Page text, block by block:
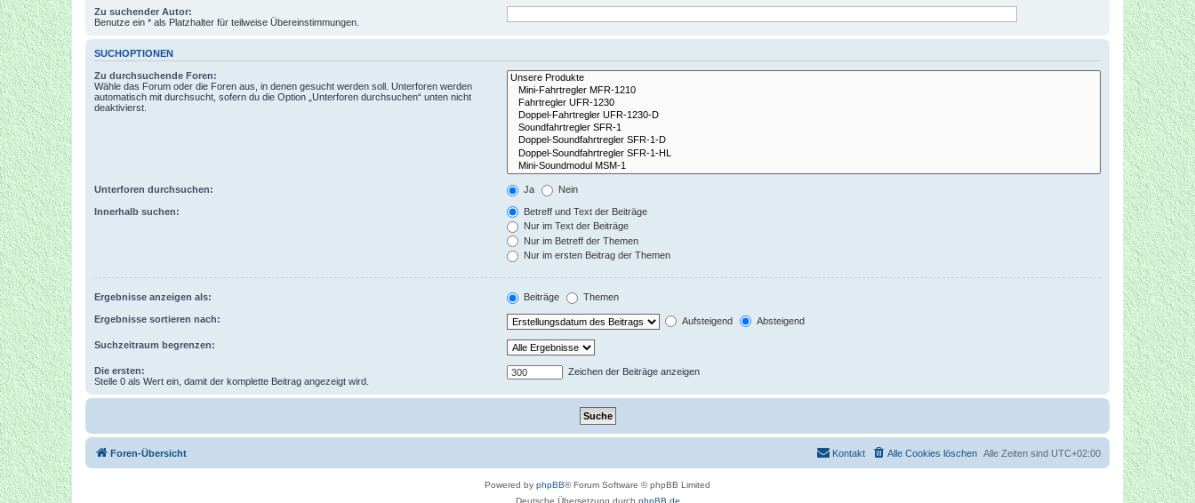
Zu suchender Autor:
Benutze ein * als Platzhalter für teilweise Übereinstimmungen.
SUCHOPTIONEN
Zu durchsuchende Foren:
Wähle das Forum oder die Foren aus, in denen gesucht werden soll. Unterforen werden
automatisch mit durchsucht, sofern du die Option „Unterforen durchsuchen“ unten nicht
deaktivierst.
Unterforen durchsuchen: Ja Nein
Innerhalb suchen:
Betreff und Text der Beiträge
Nur im Text der Beiträge
Nur im Betreff der Themen
Nur im ersten Beitrag der Themen
Ergebnisse anzeigen als: Beiträge Themen
Ergebnisse sortieren nach: Aufsteigend Absteigend
Suchzeitraum begrenzen:
Die ersten:
Stelle 0 als Wert ein, damit der komplette Beitrag angezeigt wird.
Zeichen der Beiträge anzeigen
Foren-Übersicht Alle Zeiten sind UTC+02:00
Alle Cookies löschen
Kontakt
Powered by phpBB® Forum Software © phpBB Limited
Deutsche Übersetzung durch phpBB.de